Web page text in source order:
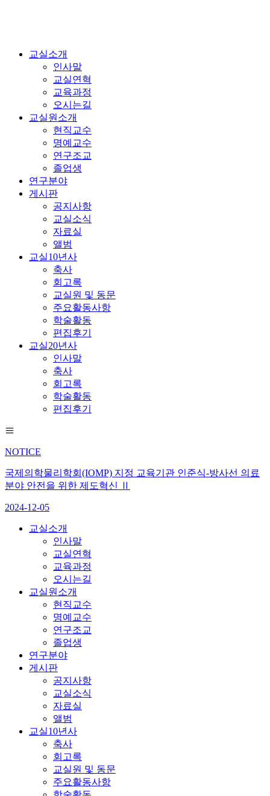
교실소개
인사말
교실연혁
교육과정
오시는길
교실원소개
현직교수
명예교수
연구조교
졸업생
연구분야
게시판
공지사항
교실소식
자료실
앨범
교실10년사
축사
회고록
교실원 및 동문
주요활동사항
학술활동
편집후기
교실20년사
인사말
축사
회고록
학술활동
편집후기
NOTICE
국제의학물리학회(IOMP) 지정 교육기관 인준식-방사선 의료
분야 안전을 위한 제도혁신 Ⅱ
2024-12-05
교실소개
인사말
교실연혁
교육과정
오시는길
교실원소개
현직교수
명예교수
연구조교
졸업생
연구분야
게시판
공지사항
교실소식
자료실
앨범
교실10년사
축사
회고록
교실원 및 동문
주요활동사항